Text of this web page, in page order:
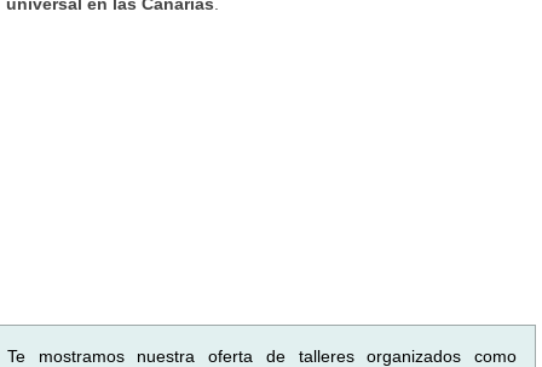
Te mostramos nuestra oferta de talleres organizados como